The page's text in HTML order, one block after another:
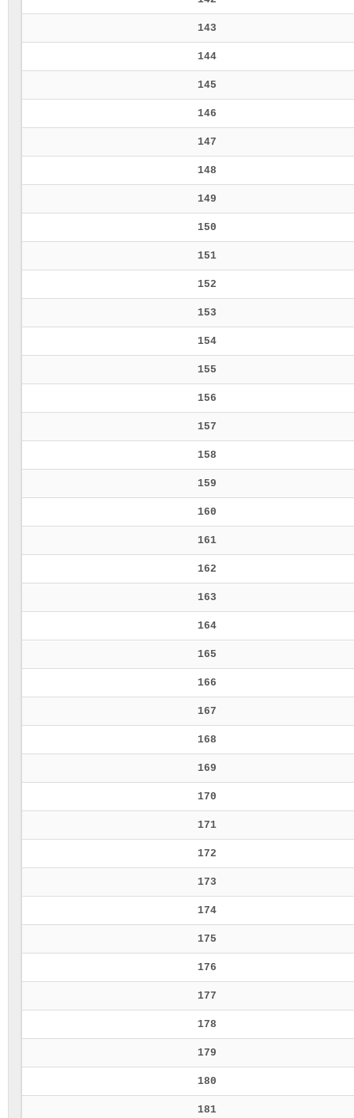
143
144
145
146
147
148
149
150
151
152
153
154
155
156
157
158
159
160
161
162
163
164
165
166
167
168
169
170
171
172
173
174
175
176
177
178
179
180
181